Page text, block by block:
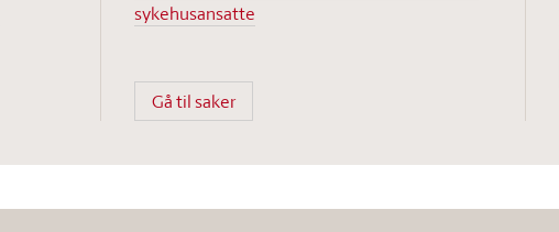
sykehusansatte
Gå til saker